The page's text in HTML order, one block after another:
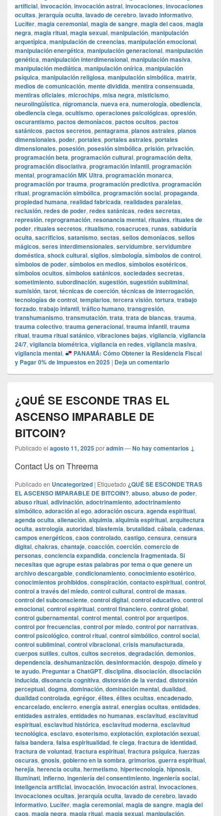
artificial, invocación, invocación astral, invocaciones, invocaciones
ocultas, jerarquía oculta, lavado de cerebro, lavado informativo,
Lucifer, magia ceremonial, magia de sangre, magia del caos, magia
negra, magia ritual, magia sexual, manipulación, manipulación
arquetípica, manipulación de creencias, manipulación emocional,
manipulación energética, manipulación generacional, manipulación
genética, manipulación interdimensional, manipulación masiva,
manipulación mediática, manipulación onírica, manipulación
psíquica, manipulación religiosa, manipulación simbólica, matrix,
medios de comunicación, mente dividida, mentira consensuada,
mentiras oficiales, microchips, misa negra, misticismo,
neurolingüística, nigromancia, nueva era, numerología, obediencia,
obediencia ciega, ocultismo, operaciones psicológicas, opresión,
oscurantismo, pactos demoníacos, pactos ocultos, pactos
satánicos, pactos secretos, pentagrama, planos astrales, planos
dimensionales, poder, portales, portales astrales, portales
dimensionales, posesión, posesión simbólica, prisión, privación,
programación beta, programación cultural, programación delta,
programación disociativa, programación infantil, programación
mental, programación MK Ultra, programación monarca,
programación por trauma, programación predictiva, programación
ritual, programación simbólica, programación social, propaganda,
propiedad humana, realidad fabricada, realidades paralelas,
reclusión, redes de poder, redes satánicas, redes secretas,
represión, reprogramación, resonancia mental, rituales, rituales de
poder, rituales secretos, ritualismo, rosacruces, runas, sabiduría
oculta, sacrificios, satanismo, sectas, sellos demoníacos, sellos
mágicos, seres interdimensionales, servidumbre, servidumbre
doméstica, shock cultural, sigilos, simbología, símbolos de control,
símbolos de poder, símbolos en medios, símbolos esotéricos,
símbolos ocultos, símbolos satánicos, sociedades secretas,
sometimiento, subordinación, sugestión, sugestión subliminal,
sumisión, tarot, técnicas de coerción, técnicas de interrogación,
tecnologías de control, templarios, tercera visión, tortura, trabajo
forzado, trabajo infantil, tráfico humano, transgresión,
transhumanismo, transmutación, trata, trata de blancas, trauma,
trauma colectivo, trauma generacional, trauma infantil, trauma
ritual, trauma ritual satánico, vibraciones bajas, vigilancia, vigilancia
24/7, vigilancia biométrica, vigilancia en redes, vigilancia masiva,
vigilancia mental,
PANAMÁ: Cómo Obtener la Residencia Fiscal
y Pagar 0% de Impuestos en 2025 | Deja un comentario
¿QUÉ SE ESCONDE TRAS EL
ASCENSO IMPARABLE DE
BITCOIN?
Publicado el agosto 11, 2025poradmin—No hay comentarios ↓
Contact Us on Threema
Publicado en Uncategorized | Etiquetado ¿QUÉ SE ESCONDE TRAS
EL ASCENSO IMPARABLE DE BITCOIN?, abuso, abuso de poder,
abuso ritual, adivinación, adoctrinamiento, adoctrinamiento
simbólico, adoración al ego, adoración oscura, agenda espiritual,
agenda oculta, alienación, alquimia, alquimia espiritual, arquitectura
oculta, astrología, autoridad, blasfemia, brutalidad, cábala, cadenas,
campos energéticos, caos controlado, castigo, censura, censura
digital, chakras, chantaje, coacción, coerción, comercio de
personas, conciencia expandida, conciencia fragmentada. Si
necesitas que agrupe estas palabras por tema o que genere un
archivo descargable, condicionamiento, conocimiento esotérico,
conocimientos prohibidos, conspiración, contacto espiritual, control,
control a través del miedo, control cultural, control de masas,
control del subconsciente, control digital, control educativo, control
emocional, control espiritual, control financiero, control global,
control gubernamental, control mental, control por arquetipos,
control por frecuencias, control por miedo, control por narrativas,
control psicológico, control ritual, control simbólico, control social,
control subliminal, control vibracional, crisis manufacturada,
cuerpos sutiles, cultos, cultos secretos, degradación, demonios,
dependencia, deshumanización, desinformación, despojo, dímelo y
te ayudo. Preguntar a ChatGPT, disciplina, disociación, disociación
inducida, disonancia cognitiva, distorsión de la verdad, distorsión
perceptual, dogma, dominación, dominación mental, dualidad,
dualidad controlada, egrégor, élites, élites ocultas, encadenado,
encarcelado, encierro, energía astral, energías ocultas, entidades,
entidades astrales, entidades no humanas, esclavitud, esclavitud
espiritual, esclavitud histórica, esclavitud moderna, esclavitud
tecnológica, esclavo, esoterismo, explotación, explotación sexual,
falsa bandera, falsa espiritualidad, fe ciega, fractura de identidad,
fractura de voluntad, fractura espiritual, fractura psíquica, fuerzas
oscuras, gnosis, gobierno en la sombra, grimorios, guerra espiritual,
herejía, herencia oculta, hermetismo, hipertecnología, hipnosis,
illuminati, infierno, ingeniería del consentimiento, ingeniería social,
inteligencia artificial, invocación, invocación astral, invocaciones,
invocaciones ocultas, jerarquía oculta, lavado de cerebro, lavado
informativo, Lucifer, magia ceremonial, magia de sangre, magia del
caos, magia negra, magia ritual, magia sexual, manipulación,